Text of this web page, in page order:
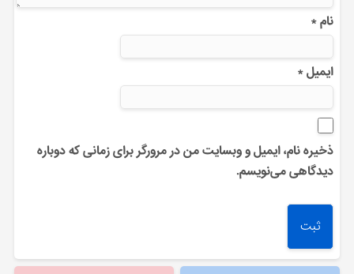
نام*
ایمیل*
ذخیره نام، ایمیل و وبسایت من در مرورگر برای زمانی که دوباره
دیدگاهی می‌نویسم.